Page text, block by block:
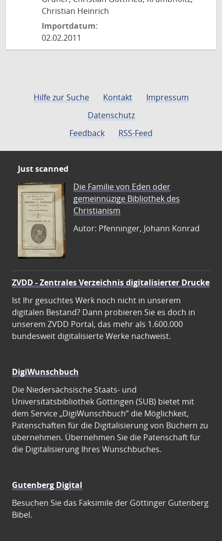
Christian Heinrich
Importdatum:
02.02.2011
Hilfe zur Suche Kontakt
Impressum
Datenschutz
Feedback
RSS-Feed
Just scanned
Die Familie von Eden oder
gemeinnüzige Bibliothek des
Christianism
Autor: Pfenninger, Johann Konrad
ZVDD - Zentrales Verzeichnis digitalisierter Drucke
Ist Ihr gesuchtes Werk noch nicht in unserem
digitalen Bestand? Dann probieren Sie es doch in
unserem ZVDD Portal, das mehr als 1.600.000
bundesweit digitalisierte Werke nachweist.
DigiWunschbuch
Die Niedersächsische Staats- und
Universitätsbibliothek Göttingen (SUB) bietet mit
dem Service „DigiWunschbuch” die Möglichkeit,
Patenschaften für die Digitalisierung von Büchern zu
übernehmen. Übernehmen Sie die Patenschaft für
die Digitalisierung Ihres Wunschbuches.
Gutenberg Digital
Besuchen Sie das Faksimile der Göttinger Gutenberg
Bibel.